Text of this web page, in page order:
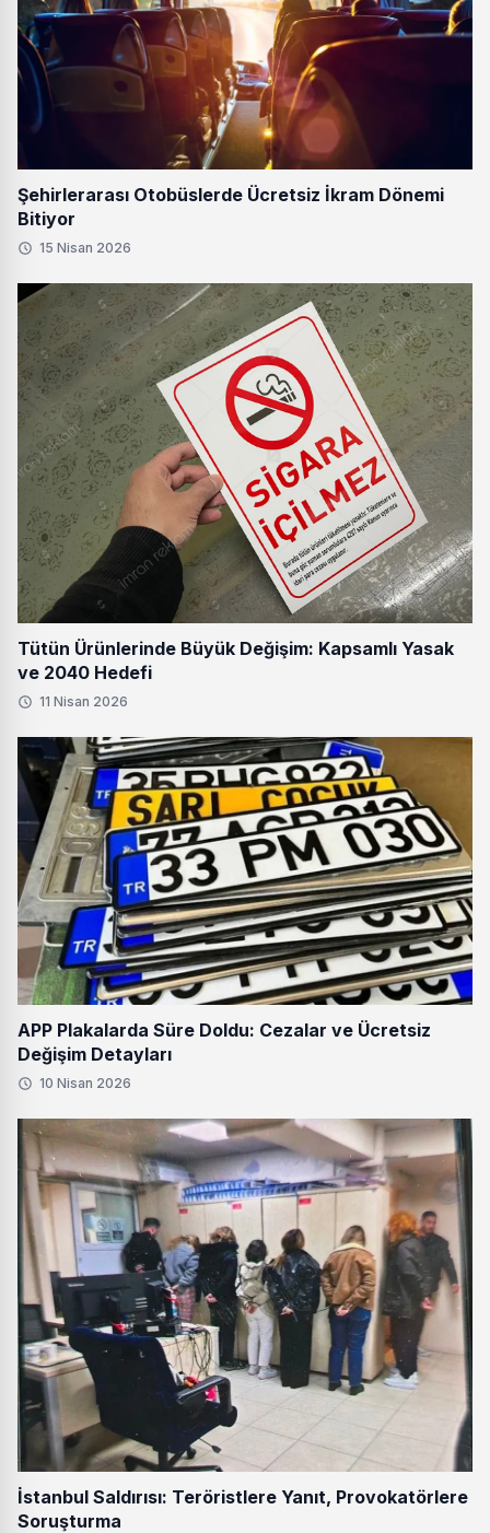
Şehirlerarası Otobüslerde Ücretsiz İkram Dönemi
Bitiyor
15 Nisan 2026
Tütün Ürünlerinde Büyük Değişim: Kapsamlı Yasak
ve 2040 Hedefi
11 Nisan 2026
APP Plakalarda Süre Doldu: Cezalar ve Ücretsiz
Değişim Detayları
10 Nisan 2026
İstanbul Saldırısı: Teröristlere Yanıt, Provokatörlere
Soruşturma